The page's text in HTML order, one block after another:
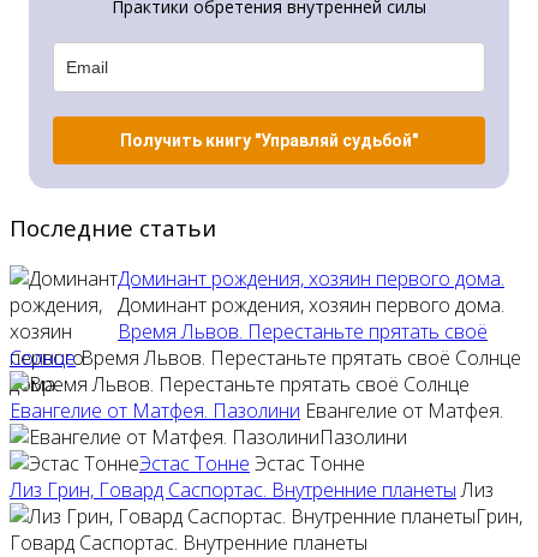
Практики обретения внутренней силы
Получить книгу "Управляй судьбой"
Последние статьи
Доминант рождения, хозяин первого дома.
Доминант рождения, хозяин первого дома.
Время Львов. Перестаньте прятать своё
СолнцеВремя Львов. Перестаньте прятать своё Солнце
Евангелие от Матфея. Пазолини Евангелие от Матфея.
Пазолини
Эстас Тонне Эстас Тонне
Лиз Грин, Говард Саспортас. Внутренние планеты Лиз
Грин,
Говард Саспортас. Внутренние планеты